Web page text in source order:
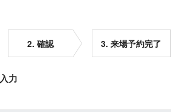
2. 確認 3. 来場予約完了
力